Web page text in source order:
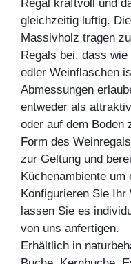
Regal kraftvoll und
gleichzeitig luftig.
Massivholz tragen
Regals bei, dass
edler Weinflaschen
Abmessungen
entweder als
oder auf dem Boden
Form des
zur Geltung und
Küchenambiente
Konfigurieren Sie Ihr
lassen Sie es
von uns anfertigen.
Erhältlich in